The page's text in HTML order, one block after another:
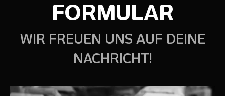
FORMULAR
WIR FREUEN UNS AUF DEINE
NACHRICHT!